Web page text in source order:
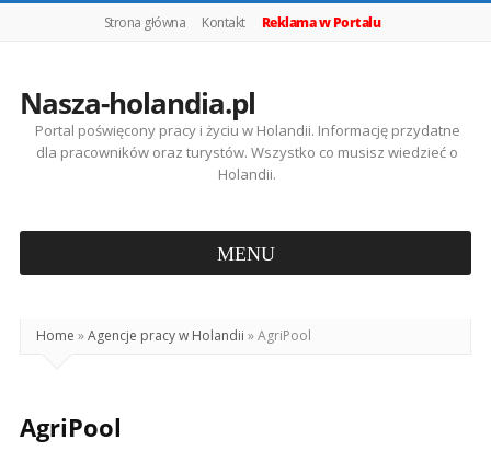
Strona główna Kontakt Reklama w Portalu
Nasza-holandia.pl
Portal poświęcony pracy i życiu w Holandii. Informację przydatne
dla pracowników oraz turystów. Wszystko co musisz wiedzieć o
Holandii.
Home »Agencje pracy w Holandii »AgriPool
AgriPool